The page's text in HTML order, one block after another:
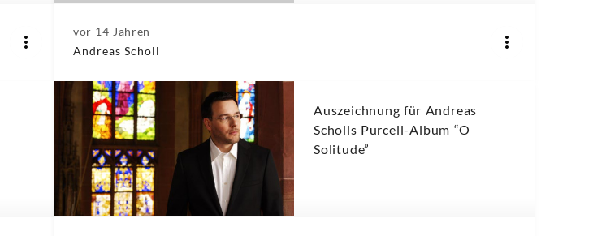
vor 14 Jahren
Andreas Scholl
Auszeichnung für Andreas
Scholls Purcell-Album “O
Solitude”